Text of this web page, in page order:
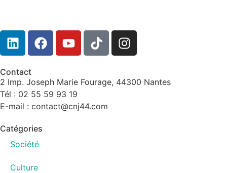
Contact
2 Imp. Joseph Marie Fourage, 44300 Nantes
Tél : 02 55 59 93 19
E-mail : contact@cnj44.com
Catégories
Société
Culture